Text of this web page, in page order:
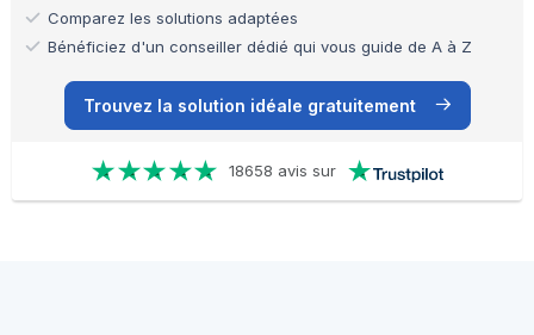
Comparez les solutions adaptées
Bénéficiez d'un conseiller dédié qui vous guide de A à Z
Trouvez la solution idéale gratuitement
18658 avis sur